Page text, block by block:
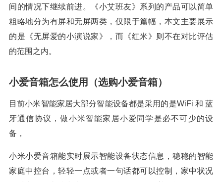
间的情况下继续前进。《小艾班友》系列的产品可以简单
粗略地分为有屏和无屏两类，仅限于篇幅，本文主要展示
的是《无屏爱的小演说家》，而《红米》则不在对比评估
的范围之内。
小爱音箱怎么使用（选购小爱音箱）
目前小米智能家居大部分智能设备都是采用的是WiFi 和 蓝
牙通信协议，做小米智能家居小爱同学是必不可少的设
备，
小米小爱音箱能实时展示智能设备状态信息，稳稳的智能
家庭中控台，轻轻一点或者一句话都可以控制，家中状况